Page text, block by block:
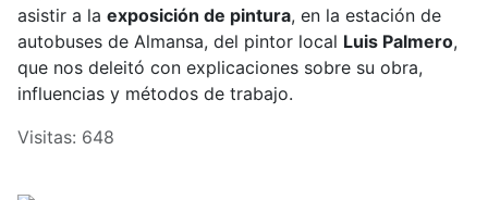
asistir a la exposición de pintura, en la estación de
autobuses de Almansa, del pintor local Luis Palmero,
que nos deleitó con explicaciones sobre su obra,
influencias y métodos de trabajo.
Visitas: 648